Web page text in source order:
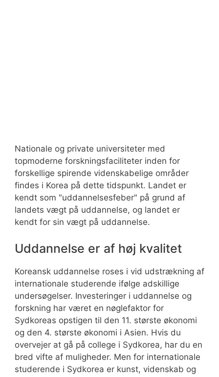
Nationale og private universiteter med
topmoderne forskningsfaciliteter inden for
forskellige spirende videnskabelige områder
findes i Korea på dette tidspunkt. Landet er
kendt som "uddannelsesfeber" på grund af
landets vægt på uddannelse, og landet er
kendt for sin vægt på uddannelse.
Uddannelse er af høj kvalitet
Koreansk uddannelse roses i vid udstrækning af
internationale studerende ifølge adskillige
undersøgelser. Investeringer i uddannelse og
forskning har været en nøglefaktor for
Sydkoreas opstigen til den 11. største økonomi
og den 4. største økonomi i Asien. Hvis du
overvejer at gå på college i Sydkorea, har du en
bred vifte af muligheder. Men for internationale
studerende i Sydkorea er kunst, videnskab og